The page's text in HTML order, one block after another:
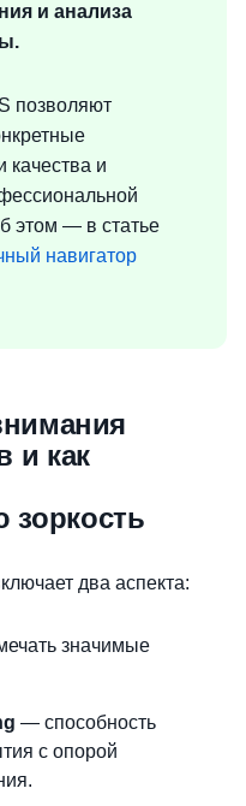
и анализа
позволяют
качества и
этом — в статье
навигатор
и как
два аспекта:
значимые
— способность
с опорой